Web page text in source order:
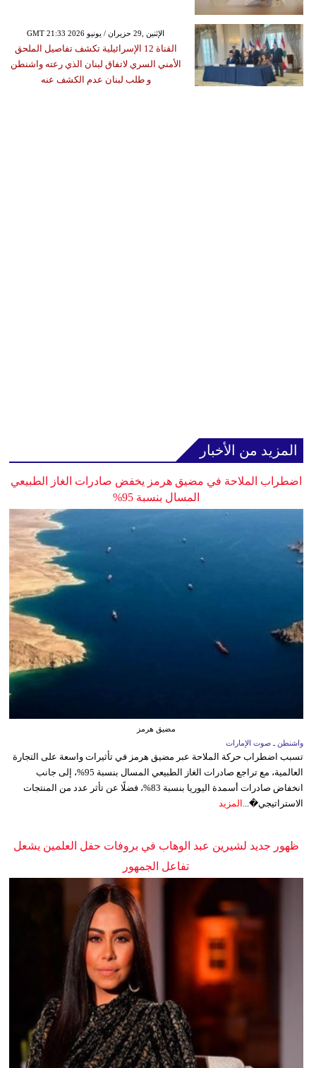
GMT 21:33 2026 الإثنين ,29 حزيران / يونيو
القناة 12 الإسرائيلية تكشف تفاصيل الملحق
الأمني السري لاتفاق لبنان الذي رعته واشنطن
و طلب لبنان عدم الكشف عنه
المزيد من الأخبار
اضطراب الملاحة في مضيق هرمز يخفض صادرات الغاز الطبيعي
المسال بنسبة 95%
مضيق هرمز
واشنطن ـ صوت الإمارات
تسبب اضطراب حركة الملاحة عبر مضيق هرمز في تأثيرات واسعة على التجارة
العالمية، مع تراجع صادرات الغاز الطبيعي المسال بنسبة 95%، إلى جانب
انخفاض صادرات أسمدة اليوريا بنسبة 83%، فضلًا عن تأثر عدد من المنتجات
الاستراتيجي�... المزيد
ظهور جديد لشيرين عبد الوهاب في بروفات حفل العلمين يشعل
تفاعل الجمهور